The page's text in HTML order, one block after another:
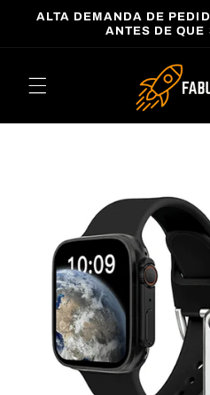
directamente
ALTA DEMANDA DE
ANTES DE QUE
del producto